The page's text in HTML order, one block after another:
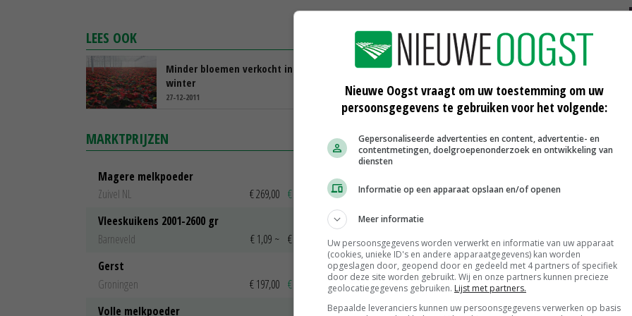
LEES OOK
Minder bloemen verkocht in de
winter
27-12-2011
'Kerst is het feest van nieuwe
23-12-2011
MARKTPRIJZEN
Magere melkpoeder
Zuivel NL
€ 269,00 € 7,00
Vleeskuikens 2001-2600 gr
Barneveld
€ 1,09 ~ € 1,11
Gerst
Groningen
€ 197,00 € 2,00
Volle melkpoeder
Barneveld
€ 12,00 € 0,00
Fritesgeschikt NL Du Be
PotatoNL
€ 15,00~
€ 23,00
Uien Middenmeer Geel 30-60% grof
Noteringen
€ 0,00~ € 0,00
DCA BestPigletPrice
Nieuwe Oogst vraagt om uw toestemming om uw
persoonsgegevens te gebruiken voor het volgende:
Gepersonaliseerde advertenties en content, advertentie- en
contentmetingen, doelgroepenonderzoek en ontwikkeling van
diensten
Informatie op een apparaat opslaan en/of openen
Meer informatie
Uw persoonsgegevens worden verwerkt en informatie van uw apparaat
(cookies, unieke ID's en andere apparaatgegevens) kan worden
opgeslagen door, geopend door en gedeeld met 4 partners of specifiek
door deze site worden gebruikt. Wij en onze partners kunnen precieze
geolocatiegegevens gebruiken. Lijst met partners.
Bepaalde leveranciers kunnen uw persoonsgegevens verwerken op basis